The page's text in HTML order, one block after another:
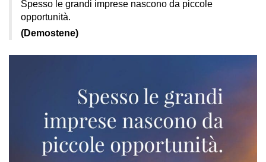
Spesso le grandi imprese nascono da piccole
opportunità.
(Demostene)